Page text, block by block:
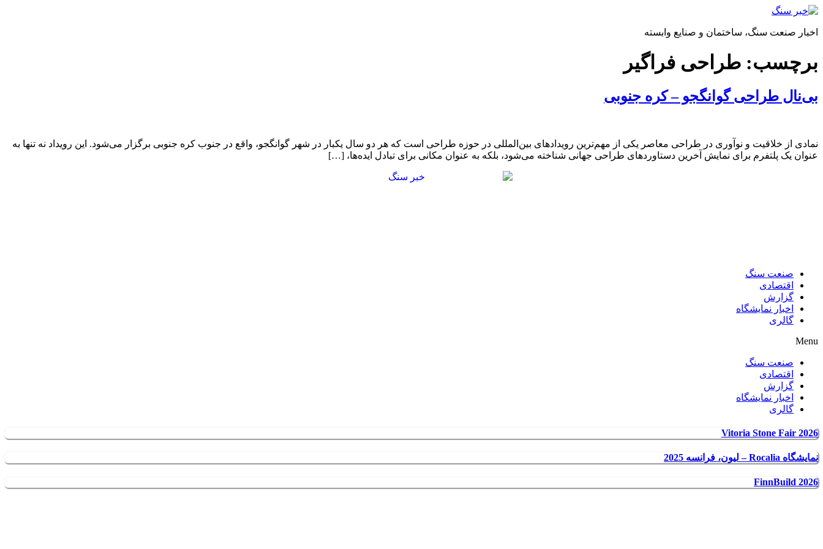
پرش
محتوا
اخبار صنعت سنگ، ساختمان و صنایع وابسته
برچسب: طراحی فراگیر
بی‌نال طراحی گوانگجو – کره جنوبی
نمادی از خلاقیت و نوآوری در طراحی معاصر یکی از مهم‌ترین رویدادهای بین‌المللی در حوزه طراحی است که هر دو سال یکبار در شهر گوانگجو، واقع در جنوب کره جنوبی برگزار می‌شود. این رویداد نه تنها به
عنوان یک پلتفرم برای نمایش آخرین دستاوردهای طراحی جهانی شناخته می‌شود، بلکه به عنوان مکانی برای تبادل ایده‌ها، […]
صنعت سنگ
اقتصادی
گزارش
اخبار نمایشگاه
گالری
Menu
صنعت سنگ
اقتصادی
گزارش
اخبار نمایشگاه
گالری
Vitoria Stone Fair 2026
نمایشگاه Rocalia – لیون، فرانسه 2025
FinnBuild 2026